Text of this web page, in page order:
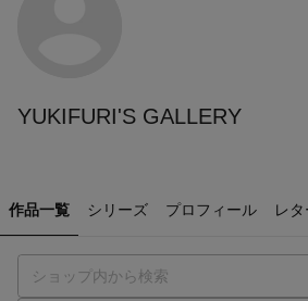
YUKIFURI'S GALLERY
作品一覧 シリーズ プロフィール レタ